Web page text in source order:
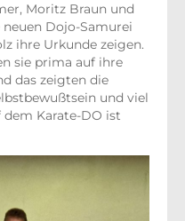
Moritz Braun und
Dojo-Samurei
ihre Urkunde zeigen.
sie prima auf ihre
das zeigten die
und viel
Karate-DO ist